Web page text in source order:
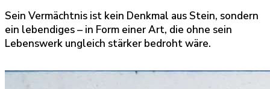
Sein Vermächtnis ist kein Denkmal aus Stein, sondern
ein lebendiges – in Form einer Art, die ohne sein
Lebenswerk ungleich stärker bedroht wäre.